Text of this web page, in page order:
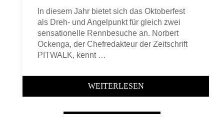
In diesem Jahr bietet sich das Oktoberfest
als Dreh- und Angelpunkt für gleich zwei
sensationelle Rennbesuche an. Norbert
Ockenga, der Chefredakteur der Zeitschrift
PITWALK, kennt …
WEITERLESEN